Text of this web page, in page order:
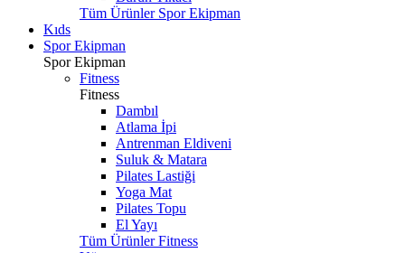
Tüm Ürünler Spor Ekipman
Kıds
Spor Ekipman
Spor Ekipman
Fitness
Fitness
Dambıl
Atlama İpi
Antrenman Eldiveni
Suluk & Matara
Pilates Lastiği
Yoga Mat
Pilates Topu
El Yayı
Tüm Ürünler Fitness